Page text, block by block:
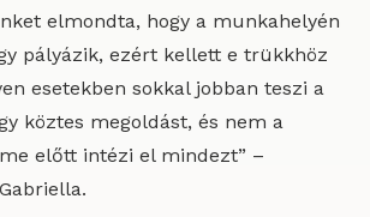
elmondta, hogy a munkahelyén
pályázik, ezért kellett e trükkhöz
esetekben sokkal jobban teszi a
köztes megoldást, és nem a
előtt intézi el mindezt” –